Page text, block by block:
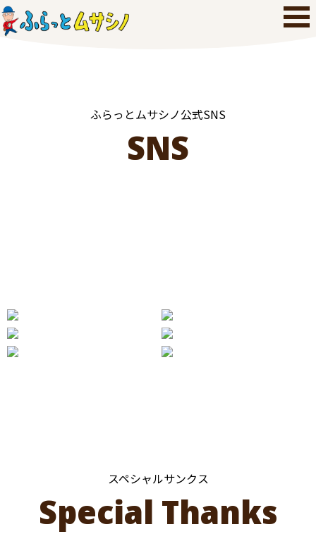
ふらっとムサシノ公式SNS
SNS
スペシャルサンクス
Special Thanks